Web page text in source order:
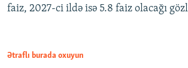
faiz, 2027-ci ildə isə 5.8 faiz olacağı
Ətraflı burada oxuyun